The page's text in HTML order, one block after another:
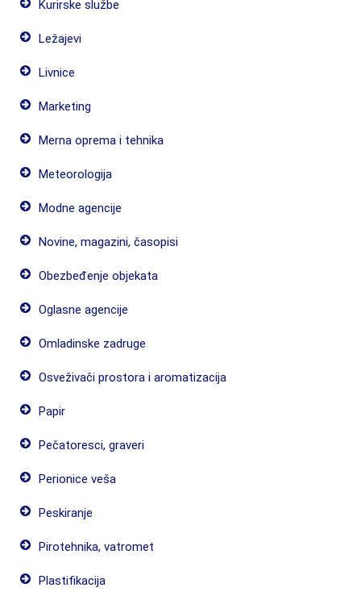
Kurirske službe
Ležajevi
Livnice
Marketing
Merna oprema i tehnika
Meteorologija
Modne agencije
Novine, magazini, časopisi
Obezbeđenje objekata
Oglasne agencije
Omladinske zadruge
Osveživači prostora i aromatizacija
Papir
Pečatoresci, graveri
Perionice veša
Peskiranje
Pirotehnika, vatromet
Plastifikacija